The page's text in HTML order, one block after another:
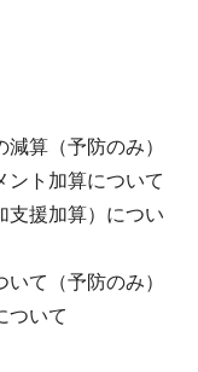
算（予防のみ）
ント加算について
支援加算）につい
て（予防のみ）
ついて